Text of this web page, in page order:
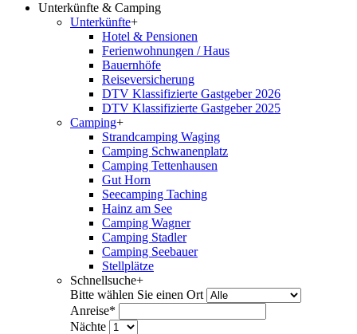
Unterkünfte & Camping
Unterkünfte+
Hotel & Pensionen
Ferienwohnungen / Haus
Bauernhöfe
Reiseversicherung
DTV Klassifizierte Gastgeber 2026
DTV Klassifizierte Gastgeber 2025
Camping+
Strandcamping Waging
Camping Schwanenplatz
Camping Tettenhausen
Gut Horn
Seecamping Taching
Hainz am See
Camping Wagner
Camping Stadler
Camping Seebauer
Stellplätze
Schnellsuche+
Bitte wählen Sie einen Ort
Anreise*
Nächte